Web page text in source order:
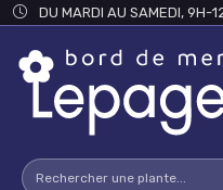
Skip to main content
DU MARDI AU SAMEDI, 9H-